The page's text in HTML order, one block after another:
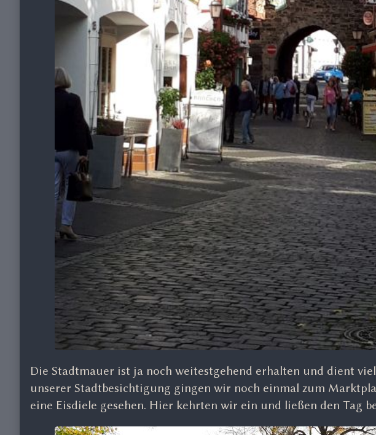
Die Stadtmauer ist ja noch weitestgehend erhalten und dient
unserer Stadtbesichtigung gingen wir noch einmal zum
eine Eisdiele gesehen. Hier kehrten wir ein und ließen den Tag